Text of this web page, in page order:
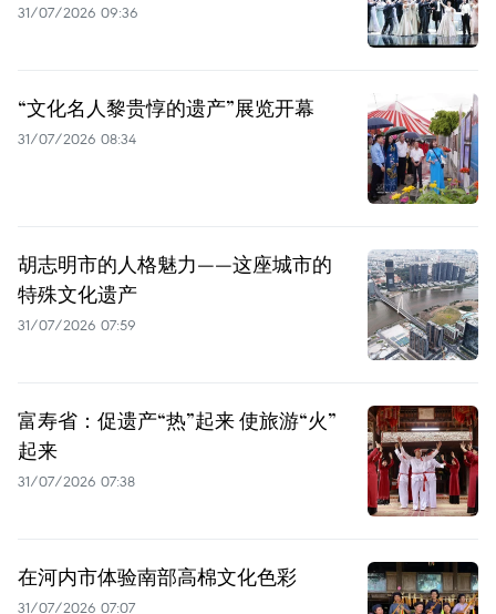
31/07/2026 09:36
“文化名人黎贵惇的遗产”展览开幕
31/07/2026 08:34
胡志明市的人格魅力——这座城市的
特殊文化遗产
31/07/2026 07:59
富寿省：促遗产“热”起来 使旅游“火”
起来
31/07/2026 07:38
在河内市体验南部高棉文化色彩
31/07/2026 07:07